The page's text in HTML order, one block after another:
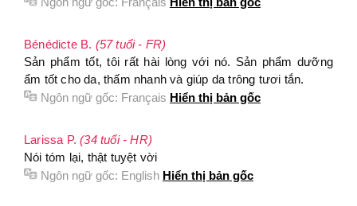
Bénédicte B. (57 tuổi - FR)
Sản phẩm tốt, tôi rất hài lòng với nó. Sản phẩm dưỡng
ẩm tốt cho da, thấm nhanh và giúp da trông tươi tắn.
Ngôn ngữ gốc: Français Hiển thị bản gốc
Larissa P.(34 tuổi - HR)
Nói tóm lại, thật tuyệt vời
Ngôn ngữ gốc: English Hiển thị bản gốc